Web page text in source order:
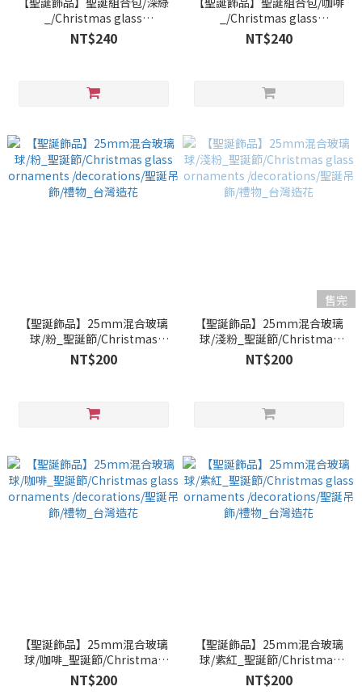
_/Christmas glass
ornaments /decorations/聖
誕吊飾/禮物_台灣造花
NT$240
_/Christmas glass
ornaments /decorations/聖
誕吊飾/禮物_台灣造花
NT$240
【聖誕飾品】25mm混合玻璃
球/粉_聖誕節/Christmas
glass ornaments
/decorations/聖誕吊飾/禮物_
NT$200
售完
【聖誕飾品】25mm混合玻璃
球/淺粉_聖誕節/Christmas
glass ornaments
/decorations/聖誕吊飾/禮物_
NT$200
【聖誕飾品】25mm混合玻璃
球/咖啡_聖誕節/Christmas
glass ornaments
/decorations/聖誕吊飾/禮物_
NT$200
【聖誕飾品】25mm混合玻璃
球/紫紅_聖誕節/Christmas
glass ornaments
/decorations/聖誕吊飾/禮物_
NT$200